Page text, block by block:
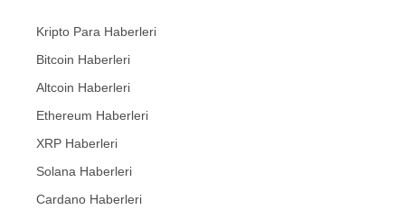
Kripto Para Haberleri
Bitcoin Haberleri
Altcoin Haberleri
Ethereum Haberleri
XRP Haberleri
Solana Haberleri
Cardano Haberleri